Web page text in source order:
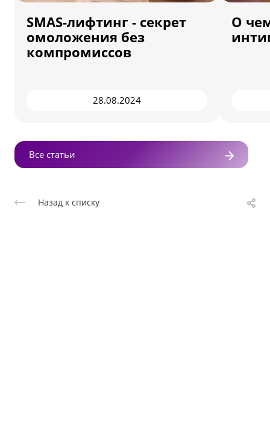
SMAS-лифтинг - секрет
омоложения без
компромиссов
28.08.2024
О
Все статьи
Назад к списку